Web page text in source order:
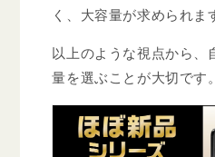
く、大容量が求められま
以上のような視点から、
量を選ぶことが大切です。